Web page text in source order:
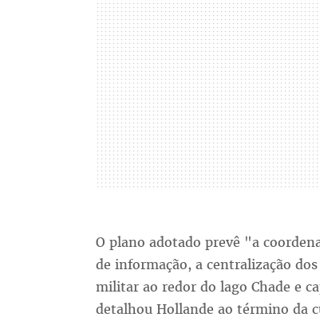
O plano adotado prevê "a
de informação, a centralização
militar ao redor do lago Chade e
detalhou Hollande ao término da